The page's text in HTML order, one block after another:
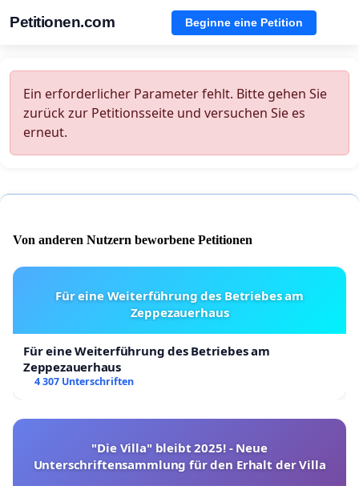
Petitionen.com Beginne eine Petition
Ein erforderlicher Parameter fehlt. Bitte gehen Sie
zurück zur Petitionsseite und versuchen Sie es
erneut.
Von anderen Nutzern beworbene Petitionen
Für eine Weiterführung des Betriebes am
Zeppezauerhaus
Für eine Weiterführung des Betriebes am
Zeppezauerhaus
4 307 Unterschriften
"Die Villa" bleibt 2025! - Neue
Unterschriftensammlung für den Erhalt der Villa